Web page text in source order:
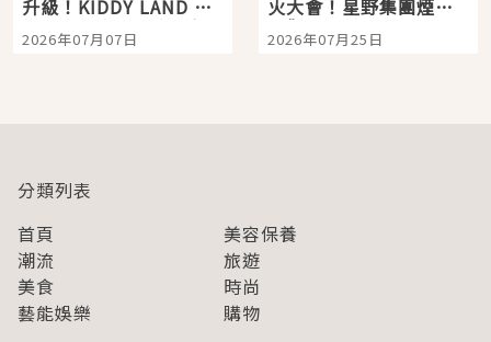
升級！KIDDY LAND 原
宿店吉伊卡哇迎客，新
開幕 OMOKADO 店3分
2026年07月07日
火大會！星野集團煙火
景觀飯店6選，讓你不用
人擠人悠閒欣賞
2026年07月25日
分類列表
首頁
美容保養
潮流
旅遊
美食
時尚
藝能娛樂
購物